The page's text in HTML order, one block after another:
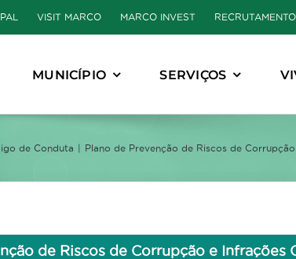
VISIT MARCO MARCO INVEST RECRUTAMENTO
MUNICÍPIO SERVIÇOS
de Conduta Plano de Prevenção de Riscos de
de Riscos de Corrupção e Infrações